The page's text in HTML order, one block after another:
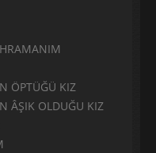
ÖPTÜĞÜ KIZ
ÂŞIK OLDUĞU KIZ